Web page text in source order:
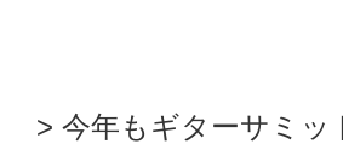
今年もギターサミッ